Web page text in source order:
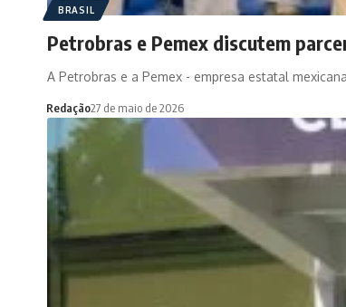
BRASIL
Petrobras e Pemex discutem
A Petrobras e a Pemex - empresa estatal
Redação27 de maio de 2026